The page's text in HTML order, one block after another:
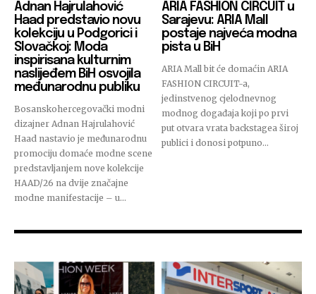
Adnan Hajrulahović
Haad predstavio novu
kolekciju u Podgorici i
Slovačkoj: Moda
inspirisana kulturnim
naslijeđem BiH osvojila
međunarodnu publiku
Bosanskohercegovački modni
dizajner Adnan Hajrulahović
Haad nastavio je međunarodnu
promociju domaće modne scene
predstavljanjem nove kolekcije
HAAD/26 na dvije značajne
modne manifestacije – u...
ARIA FASHION CIRCUIT u
Sarajevu: ARIA Mall
postaje najveća modna
pista u BiH
ARIA Mall bit će domaćin ARIA
FASHION CIRCUIT-a,
jedinstvenog cjelodnevnog
modnog događaja koji po prvi
put otvara vrata backstagea široj
publici i donosi potpuno...